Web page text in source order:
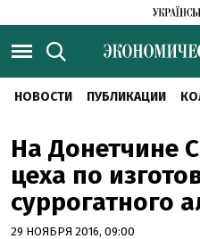
НОВОСТИ ПУБЛИКАЦИИ
На Донетчине
цеха по
суррогатного
29 НОЯБРЯ 2016, 09:00